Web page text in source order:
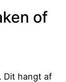
of
Dit hangt af